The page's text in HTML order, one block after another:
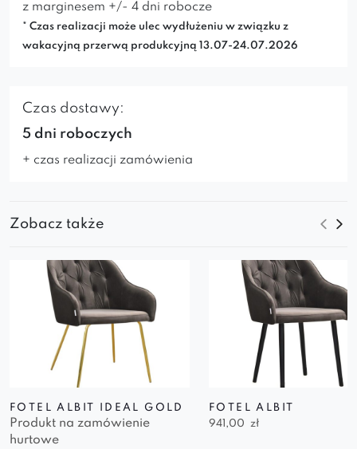
z marginesem +/- 4 dni robocze
* Czas realizacji może ulec wydłużeniu w związku z
wakacyjną przerwą produkcyjną 13.07-24.07.2026
Czas dostawy:
5 dni roboczych
+ czas realizacji zamówienia
Zobacz także
FOTEL ALBIT IDEAL GOLD
Produkt na zamówienie
hurtowe
FOTEL ALBIT
941,00
zł